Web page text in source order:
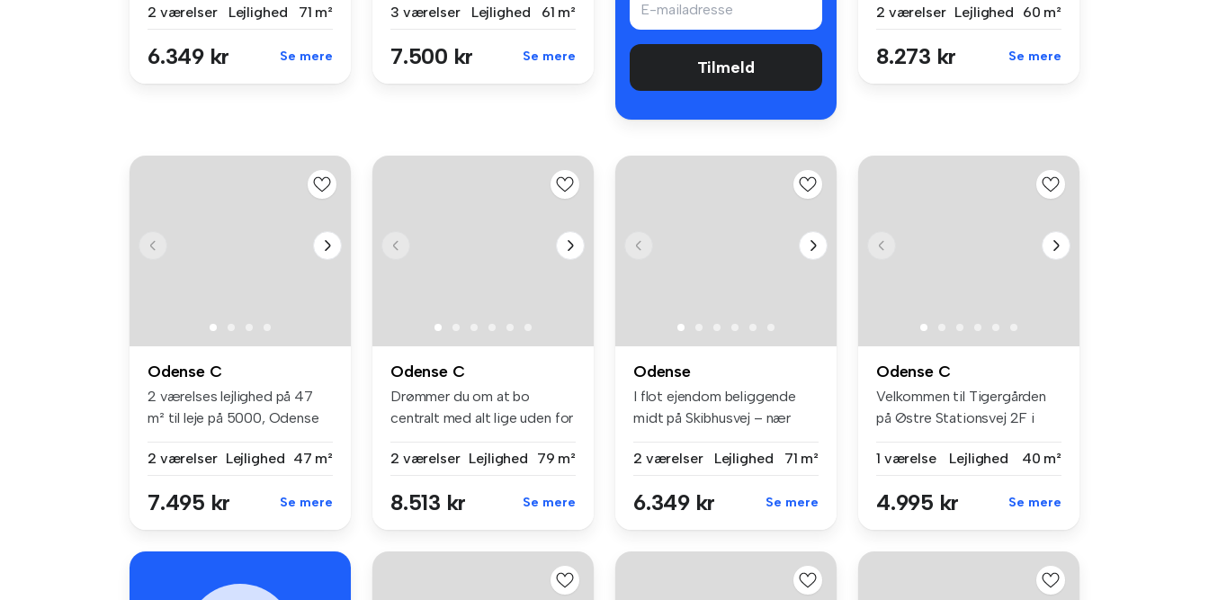
2 værelser
Lejlighed 71 m²
6.349 kr Se mere
3 værelser Lejlighed 61 m²
7.500 kr Se mere
Tilmeld
2 værelser Lejlighed 60 m²
8.273 kr Se mere
Odense C
2 værelses lejlighed på 47
m² til leje på 5000, Odense
2 værelser Lejlighed 47 m²
7.495 kr Se mere
Odense C
Drømmer du om at bo
centralt med alt lige uden for
2 værelser Lejlighed 79 m²
8.513 kr Se mere
Odense
I flot ejendom beliggende
midt på Skibhusvej – nær
2 værelser
Lejlighed 71 m²
6.349 kr Se mere
Odense C
Velkommen til Tigergården
på Østre Stationsvej 2F i
1 værelse
Lejlighed 40 m²
4.995 kr Se mere